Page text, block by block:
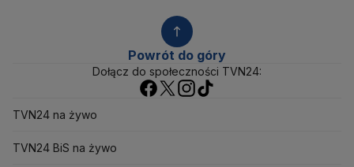
Aleksander Kwaśniewski
Alert RCB
Ambasada USA w Polsce
Andrzej Duda Białoruś
Biuro Bezpieczeństwa Narodowego
BrukselaCBŚPCBA
Ceny prądu
Ceny mieszkań
Powrót do góry
Dołącz do społeczności TVN24:
TVN24 na żywo
TVN24 BiS na żywo